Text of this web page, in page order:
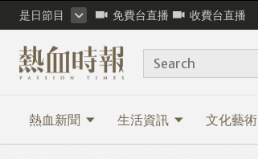
是日節目 免費台直播 收費台直播
熱血新聞 生活資訊 文化藝術
Search